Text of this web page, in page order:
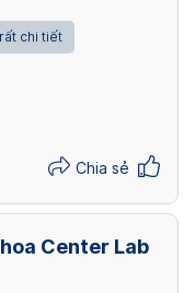
chi tiết
Chia sẻ
Center Lab